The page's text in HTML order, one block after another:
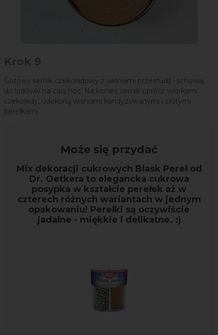
Gotowy sernik czekoladowy z wiśniami przestudź i schowaj
do lodówki na całą noc. Na koniec sernik oprósz wiórkami
czekolady, udekoruj wiśniami kandyzowanymi i złotymi
perełkami.
Może się przydać
Mix dekoracji cukrowych Blask Pereł od
Dr. Oetkera to elegancka cukrowa
posypka w kształcie perełek aż w
czterech różnych wariantach w jednym
opakowaniu! Perełki są oczywiście
jadalne - miękkie i delikatne. :)